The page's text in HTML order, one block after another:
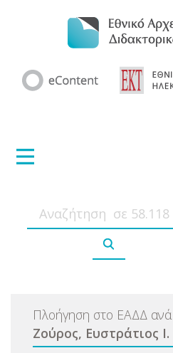
Πλοήγηση στο ΕΑΔΔ ανά
Ζούρος, Ευστράτιος Ι.